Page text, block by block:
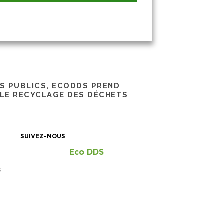
PUBLICS, ECODDS PREND
RECYCLAGE DES DÉCHETS
SUIVEZ-NOUS
Eco DDS